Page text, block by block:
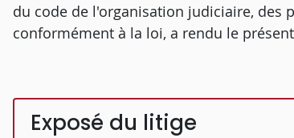
du code de l'organisation judiciaire, des
conformément à la loi, a rendu le
Exposé du litige